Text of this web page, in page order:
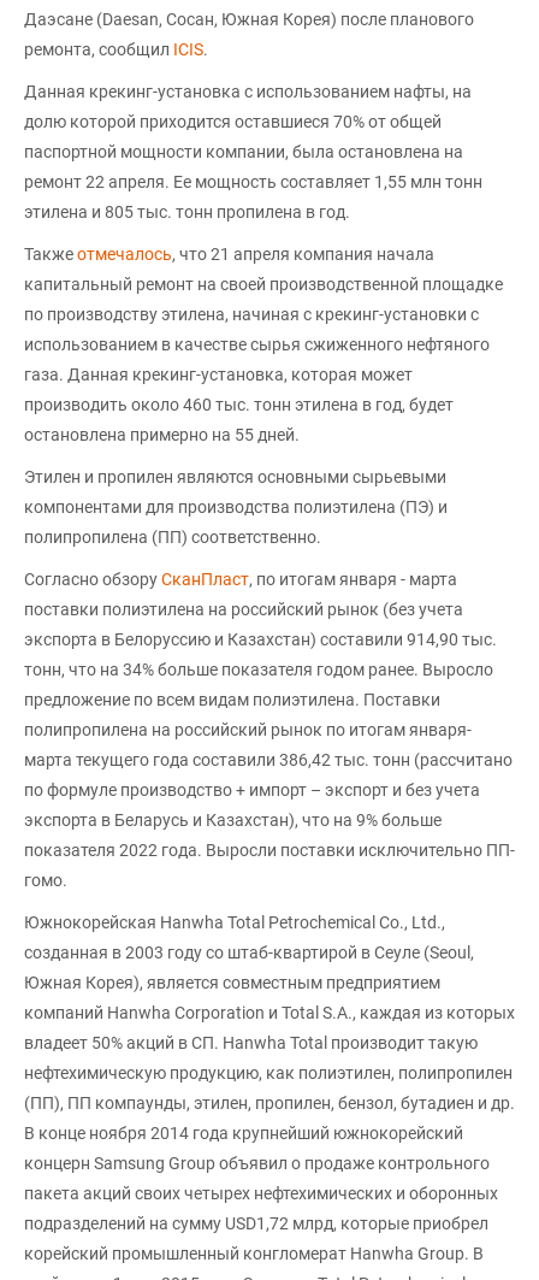
Даэсане (Daesan, Сосан, Южная Корея) после планового
ремонта, сообщил ICIS.
Данная крекинг-установка с использованием нафты, на
долю которой приходится оставшиеся 70% от общей
паспортной мощности компании, была остановлена на
ремонт 22 апреля. Ее мощность составляет 1,55 млн тонн
этилена и 805 тыс. тонн пропилена в год.
Такжеотмечалось, что 21 апреля компания начала
капитальный ремонт на своей производственной площадке
по производству этилена, начиная с крекинг-установки с
использованием в качестве сырья сжиженного нефтяного
газа. Данная крекинг-установка, которая может
производить около 460 тыс. тонн этилена в год, будет
остановлена примерно на 55 дней.
Этилен и пропилен являются основными сырьевыми
компонентами для производства полиэтилена (ПЭ) и
полипропилена (ПП) соответственно.
Согласно обзоруСканПласт, по итогам января - марта
поставки полиэтилена на российский рынок (без учета
экспорта в Белоруссию и Казахстан) составили 914,90 тыс.
тонн, что на 34% больше показателя годом ранее. Выросло
предложение по всем видам полиэтилена. Поставки
полипропилена на российский рынок по итогам января-
марта текущего года составили 386,42 тыс. тонн (рассчитано
по формуле производство + импорт – экспорт и без учета
экспорта в Беларусь и Казахстан), что на 9% больше
показателя 2022 года. Выросли поставки исключительно ПП-
гомо.
Южнокорейская Hanwha Total Petrochemical Co., Ltd.,
созданная в 2003 году со штаб-квартирой в Сеуле (Seoul,
Южная Корея), является совместным предприятием
компаний Hanwha Corporation и Total S.A., каждая из которых
владеет 50% акций в СП. Hanwha Total производит такую
нефтехимическую продукцию, как полиэтилен, полипропилен
(ПП), ПП компаунды, этилен, пропилен, бензол, бутадиен и др.
В конце ноября 2014 года крупнейший южнокорейский
концерн Samsung Group объявил о продаже контрольного
пакета акций своих четырех нефтехимических и оборонных
подразделений на сумму USD1,72 млрд, которые приобрел
корейский промышленный конгломерат Hanwha Group. В